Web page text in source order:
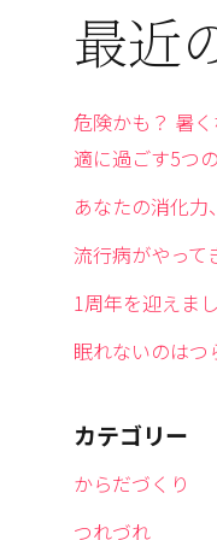
最近
危険かも？ 暑
適に過ごす5つ
あなたの消化力
流行病がやって
1周年を迎えま
眠れないのはつ
カテゴリー
からだづくり
つれづれ